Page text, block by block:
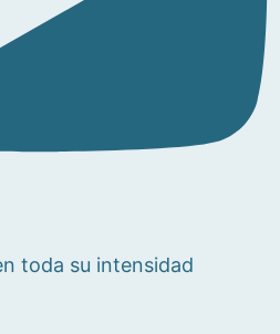
toda su intensidad